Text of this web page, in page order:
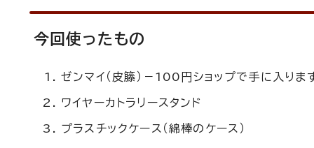
今回使ったもの
ゼンマイ（皮籐）－100円ショップで手に入りま
ワイヤーカトラリースタンド
プラスチックケース（綿棒のケース）